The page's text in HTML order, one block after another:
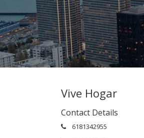
Vive Hogar
Contact Details
6181342955